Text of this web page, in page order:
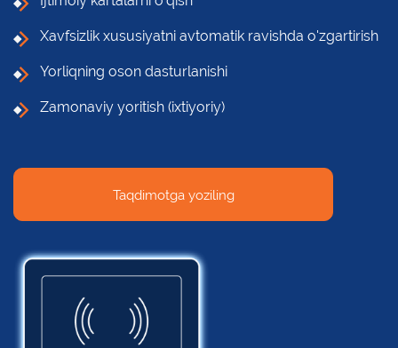
Xavfsizlik xususiyatni avtomatik ravishda o'zgartirish
Yorliqning oson dasturlanishi
Zamonaviy yoritish (ixtiyoriy)
Taqdimotga yoziling